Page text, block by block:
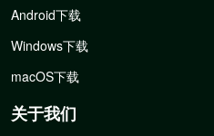
Android下载
Windows下载
macOS下载
关于我们